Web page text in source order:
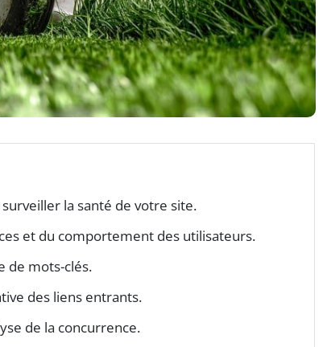
la santé de votre site.
et du comportement des utilisateurs.
de mots-clés.
des liens entrants.
de la concurrence.